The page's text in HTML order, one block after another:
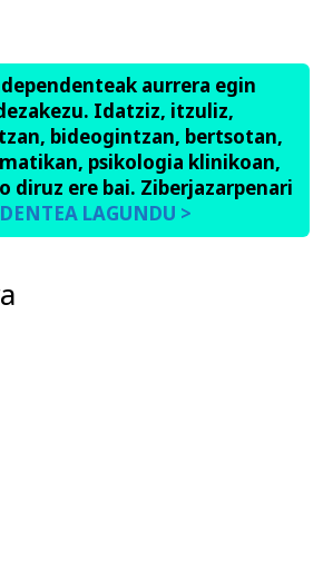
aurrera egin
Idatziz, itzuliz,
bideogintzan, bertsotan,
psikologia klinikoan,
diruz ere bai. Ziberjazarpenari
LAGUNDU >